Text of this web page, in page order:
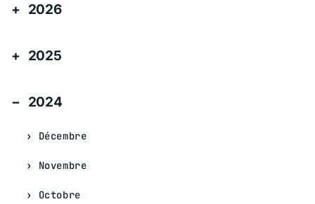
2026
2025
2024
Décembre
Novembre
Octobre